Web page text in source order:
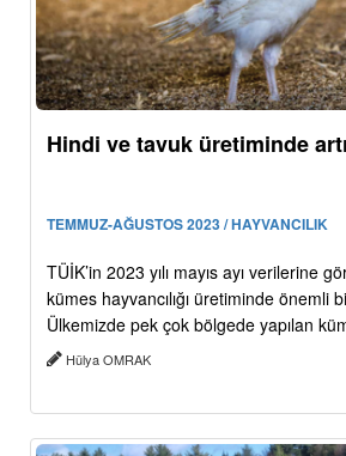
Hindi ve tavuk üretiminde
TEMMUZ-AĞUSTOS 2023 / HAYVANCILIK
TÜİK’in 2023 yılı mayıs ayı verilerine
kümes hayvancılığı üretiminde önemli
Ülkemizde pek çok bölgede yapılan
Hülya OMRAK